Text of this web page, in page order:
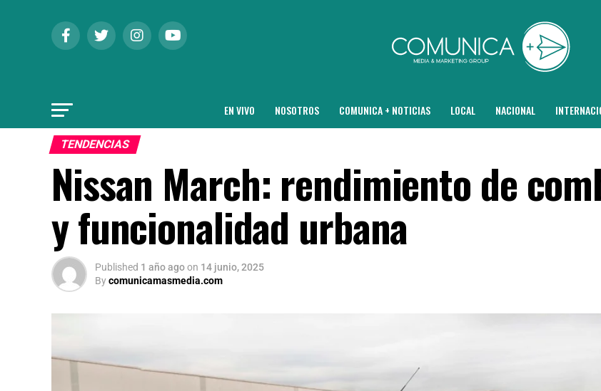
EN VIVO NOSOTROS COMUNICA + NOTICIAS LOCAL NACIONAL
TENDENCIAS
Nissan March: rendimiento de
y funcionalidad urbana
Published 1 año agoon 14 junio, 2025
Bycomunicamasmedia.com